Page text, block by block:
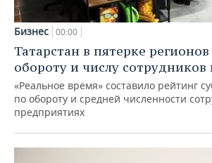
Бизнес 00:00
Татарстан в пятерке
обороту и числу
«Реальное время» составило рейтинг
по обороту и средней численности
предприятиях